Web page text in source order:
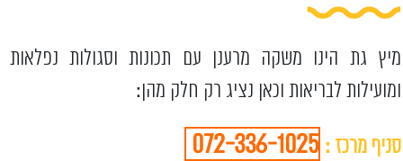
מיץ גת הינו משקה מרענן עם תכונות וסגולות נפלאות
ומועילות לבריאות וכאן נציג רק חלק מהן:
סניף מרכז : 072-336-1025